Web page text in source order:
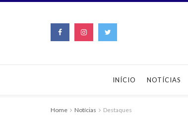
INÍCIO NOTÍCIAS
Home Notícias Destaques